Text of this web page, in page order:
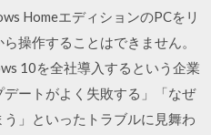
HomeエディションのPCをリ
操作することはできません。
10を全社導入するという企業
ートがよく失敗する」「なぜ
」といったトラブルに見舞わ